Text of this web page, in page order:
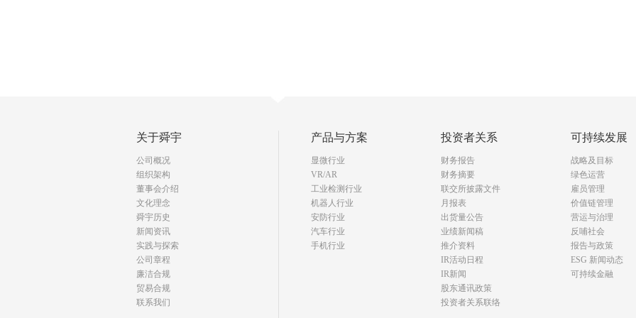
关于舜宇
公司概况
组织架构
董事会介绍
文化理念
舜宇历史
新闻资讯
实践与探索
公司章程
廉洁合规
贸易合规
联系我们
产品与方案
显微行业
VR/AR
工业检测行业
机器人行业
安防行业
汽车行业
手机行业
投资者关系
财务报告
财务摘要
联交所披露文件
月报表
出货量公告
业绩新闻稿
推介资料
IR活动日程
IR新闻
股东通讯政策
投资者关系联络
可持续发展
战略及目标
绿色运营
雇员管理
价值链管理
营运与治理
反哺社会
报告与政策
ESG 新闻动态
可持续金融